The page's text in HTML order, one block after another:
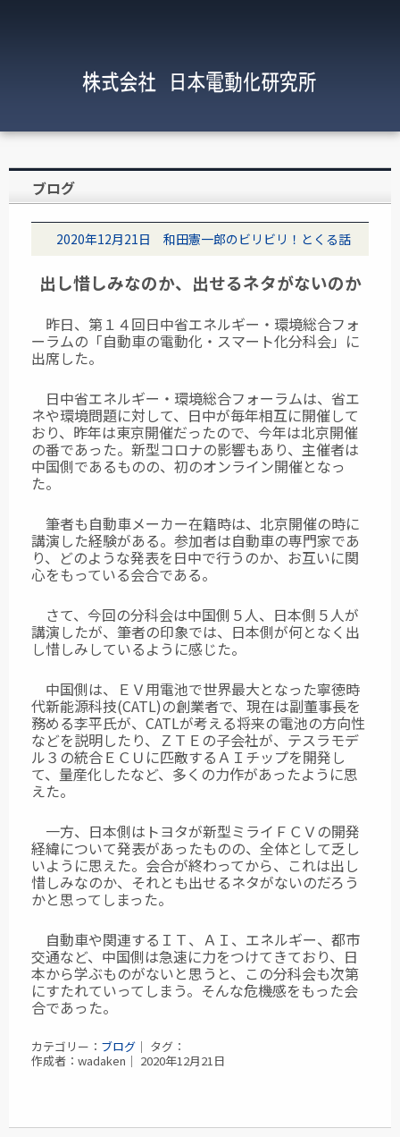
ブログ
2020年12月21日 和田憲一郎のビリビリ！とくる話
出し惜しみなのか、出せるネタがないのか
昨日、第１４回日中省エネルギー・環境総合フォ
ーラムの「自動車の電動化・スマート化分科会」に
出席した。
日中省エネルギー・環境総合フォーラムは、省エ
ネや環境問題に対して、日中が毎年相互に開催して
おり、昨年は東京開催だったので、今年は北京開催
の番であった。新型コロナの影響もあり、主催者は
中国側であるものの、初のオンライン開催となっ
た。
筆者も自動車メーカー在籍時は、北京開催の時に
講演した経験がある。参加者は自動車の専門家であ
り、どのような発表を日中で行うのか、お互いに関
心をもっている会合である。
さて、今回の分科会は中国側５人、日本側５人が
講演したが、筆者の印象では、日本側が何となく出
し惜しみしているように感じた。
中国側は、ＥＶ用電池で世界最大となった寧徳時
代新能源科技(CATL)の創業者で、現在は副董事長を
務める李平氏が、CATLが考える将来の電池の方向性
などを説明したり、ＺＴＥの子会社が、テスラモデ
ル３の統合ＥＣＵに匹敵するＡＩチップを開発し
て、量産化したなど、多くの力作があったように思
えた。
一方、日本側はトヨタが新型ミライＦＣＶの開発
経緯について発表があったものの、全体として乏し
いように思えた。会合が終わってから、これは出し
惜しみなのか、それとも出せるネタがないのだろう
かと思ってしまった。
自動車や関連するＩＴ、ＡＩ、エネルギー、都市
交通など、中国側は急速に力をつけてきており、日
本から学ぶものがないと思うと、この分科会も次第
にすたれていってしまう。そんな危機感をもった会
合であった。
カテゴリー： ブログ ｜ タグ：
作成者：wadaken｜ 2020年12月21日